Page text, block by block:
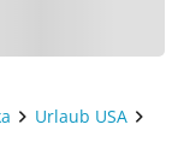
Urlaub USA